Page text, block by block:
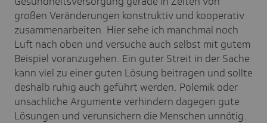
großen Veränderungen konstruktiv und kooperativ
zusammenarbeiten. Hier sehe ich manchmal noch
Luft nach oben und versuche auch selbst mit gutem
Beispiel voranzugehen. Ein guter Streit in der Sache
kann viel zu einer guten Lösung beitragen und sollte
deshalb ruhig auch geführt werden. Polemik oder
unsachliche Argumente verhindern dagegen gute
Lösungen und verunsichern die Menschen unnötig.